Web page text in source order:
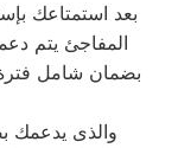
بعد استمتاعك
المفاجئ يتم
بضمان شامل
والذى يدعمك